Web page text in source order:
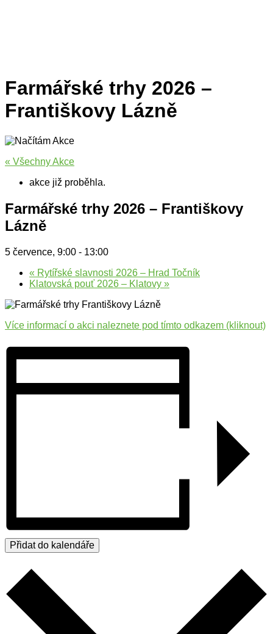
Farmářské trhy 2026 –
Františkovy Lázně
« Všechny Akce
akce již proběhla.
Farmářské trhy 2026 – Františkovy
Lázně
5 července, 9:00 - 13:00
« Rytířské slavnosti 2026 – Hrad Točník
Klatovská pouť 2026 – Klatovy »
Více informací o akci naleznete pod tímto odkazem (kliknout)
Přidat do kalendáře